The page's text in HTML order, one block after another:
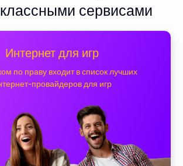
сервисами
Интернет для игр
по праву входит в список лучших
провайдеров для игр